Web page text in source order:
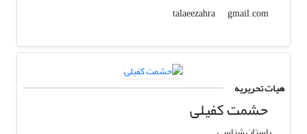
talaeezahra
gmail.com
هیات تحریریه
حشمت کفیلی